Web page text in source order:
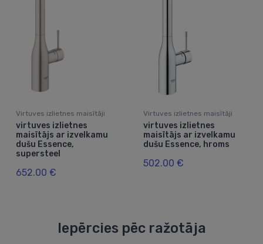
Virtuves izlietnes maisītāji
virtuves izlietnes
maisītājs ar izvelkamu
dušu Essence,
supersteel
652.00 €
Virtuves izlietnes maisītāji
virtuves izlietnes
maisītājs ar izvelkamu
dušu Essence, hroms
502.00 €
Iepērcies pēc ražotāja